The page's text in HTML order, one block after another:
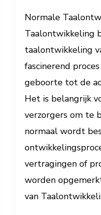
Normale
Taalontwikkeling
taalontwikkeling
fascinerend
geboorte tot de
Het is belangrijk
verzorgers om te
normaal wordt
vertragingen of
worden
van